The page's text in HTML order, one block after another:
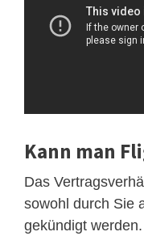
Kann man
Das
sowohl durch Sie
gekündigt werden.